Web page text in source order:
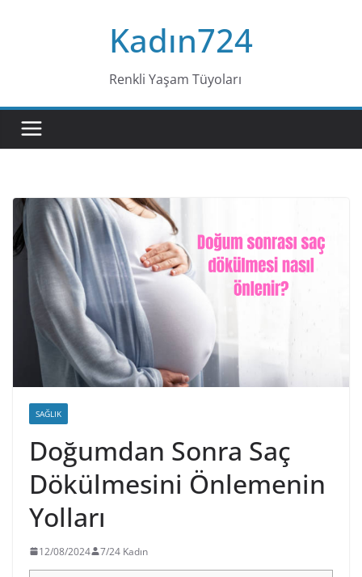
Kadın724
Renkli Yaşam Tüyoları
SAĞLIK
Doğumdan Sonra Saç
Dökülmesini Önlemenin
Yolları
12/08/2024 7/24 Kadın